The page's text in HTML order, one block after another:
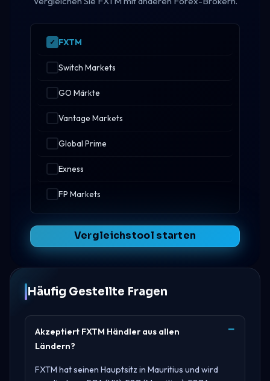
FXTM
Switch Markets
GO Märkte
Vantage Markets
Global Prime
Exness
FP Markets
Vergleichstool starten
Häufig Gestellte Fragen
Akzeptiert FXTM Händler aus allen
Ländern?
FXTM hat seinen Hauptsitz in Mauritius und wird